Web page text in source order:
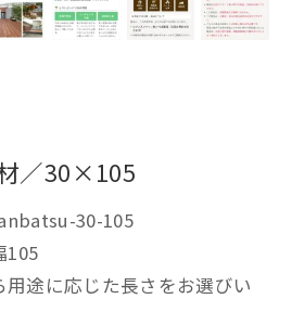
／30×105
30-105
105
途に応じた長さをお選びい